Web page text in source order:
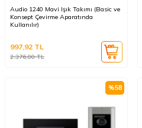
Audio 1240 Mavi Işık Takımı (Basic ve
Konsept Çevirme Aparatında
Kullanılır)
2.376,00TL
997,92 TL
%58